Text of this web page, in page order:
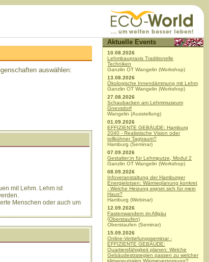
auswählen:
mit Lehm. Lehm ist
Menschen oder auch um
Aktuelle Events
10.08.2026
Lehmbaupraxis Traditionelle
Techniken
Ganzlin OT Wangelin (Workshop)
13.08.2026
Ökologische Innendämmung mit Lehm
Ganzlin OT Wangelin (Workshop)
27.08.2026
Schaubacken am Lehmmuseum
Gnevsdorf
Wangelin (Ausstellung)
01.09.2026
EFFIZIENTE GEBÄUDE: Hamburg
2040 - Realistische Vision oder
tollkühner Tagtraum?
Hamburg (Seminar)
07.09.2026
Gestalter:in für Lehmputze, Modul 2
Ganzlin OT Wangelin (Workshop)
08.09.2026
Infoveranstaltung der Hamburger
Energielotsen: Wärmeplanung konkret
- Welche Heizung eignet sich für mein
Haus?
Hamburg (Webinar)
12.09.2026
Fastenwandern im Allgäu
(Oberstaufen)
Oberstaufen (Seminar)
15.09.2026
Online-Vertiefungsseminar -
EFFIZIENTE GEBÄUDE:
Quartiersfähigkeit planen: Welche
Gebäudestrategien passen zu welcher
klimaneutralen Wärmeversorgung?